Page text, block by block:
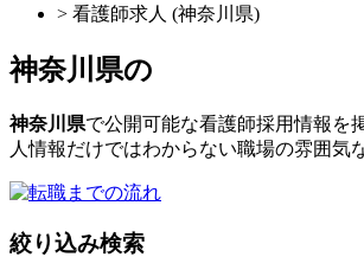
> 看護師求人 (神奈川県)
神奈川県の
神奈川県で公開可能な看護師採用情報を
人情報だけではわからない職場の雰囲気
絞り込み検索